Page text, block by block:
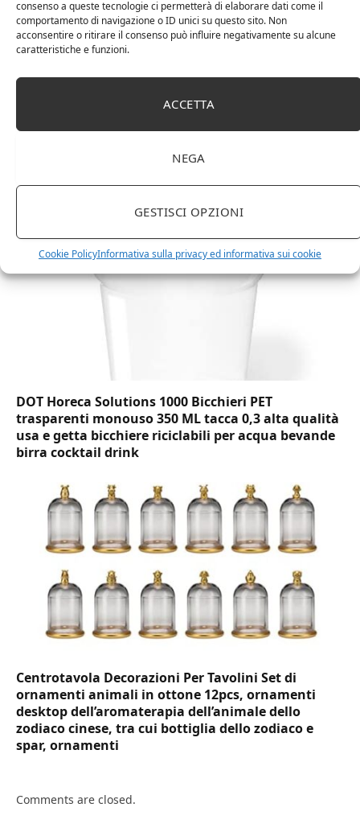
consenso a queste tecnologie ci permetterà di elaborare dati come il
comportamento di navigazione o ID unici su questo sito. Non
acconsentire o ritirare il consenso può influire negativamente su alcune
caratteristiche e funzioni.
ACCETTA
NEGA
GESTISCI OPZIONI
Cookie PolicyInformativa sulla privacy ed informativa sui cookie
(Lu x La x A), effetto quercia(In precedenza
DOT Horeca Solutions 1000 Bicchieri PET
trasparenti monouso 350 ML tacca 0,3 alta qualità
usa e getta bicchiere riciclabili per acqua bevande
birra cocktail drink
Centrotavola Decorazioni Per Tavolini Set di
ornamenti animali in ottone 12pcs, ornamenti
desktop dell’aromaterapia dell’animale dello
zodiaco cinese, tra cui bottiglia dello zodiaco e
spar, ornamenti
Comments are closed.